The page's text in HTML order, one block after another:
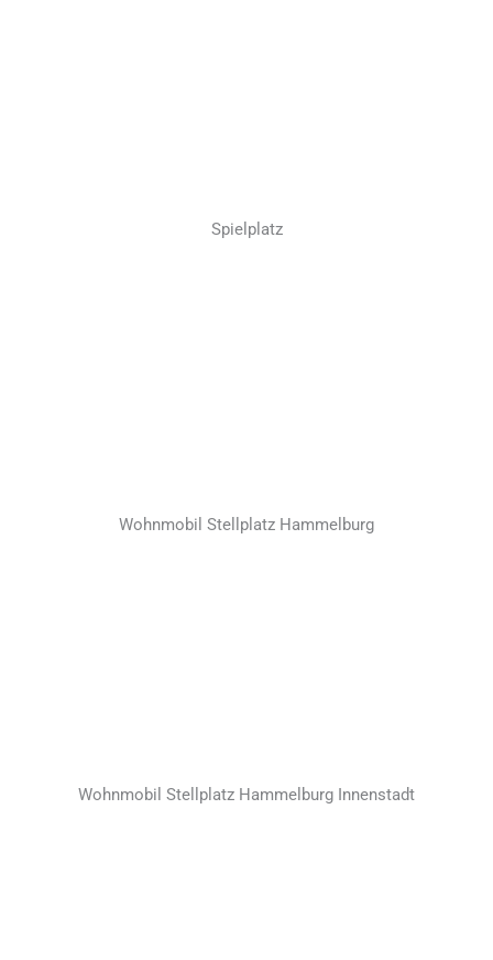
Spielplatz
Wohnmobil Stellplatz Hammelburg
Wohnmobil Stellplatz Hammelburg Innenstadt